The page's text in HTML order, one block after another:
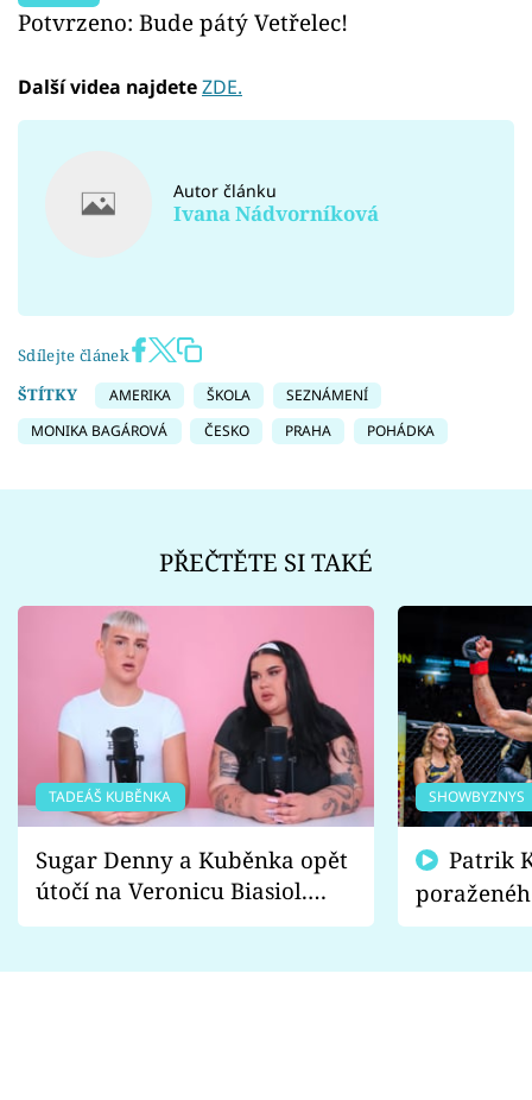
Potvrzeno: Bude pátý Vetřelec!
Další videa najdeteZDE.
Autor článku
Ivana Nádvorníková
Sdílejte článek
ŠTÍTKY
AMERIKA ŠKOLA
SEZNÁMENÍ
MONIKA BAGÁROVÁ
ČESKO PRAHA POHÁDKA
PŘEČTĚTE SI TAKÉ
TADEÁŠ KUBĚNKA
Sugar Denny a Kuběnka opět
útočí na Veronicu Biasiol.
Proč je podle nich falešná a
SHOWBYZNYS
fanoušci